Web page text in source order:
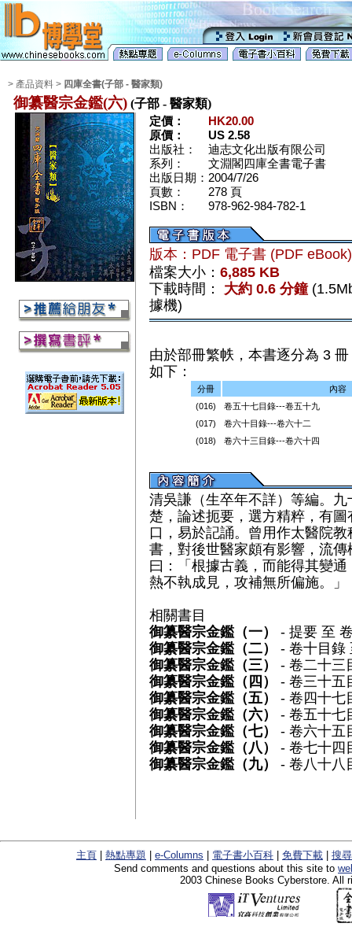
> 產品資料 > 四庫全書(子部 - 醫家類)
御纂醫宗金鑑(六) (子部 - 醫家類)
定價：
HK20.00
原價：
US 2.58
出版社：
迪志文化出版有限公司
系列：
文淵閣四庫全書電子書
出版日期： 2004/7/26
頁數：
278 頁
ISBN：
978-962-984-782-1
版本：PDF 電子書 (PDF
檔案大小： 6,885 KB
下載時間：
大約 0.6 分鐘
據機)
由於部冊繁帙，本書逐分為 3
如下：
分冊
內容
(016)
卷五十七目錄---卷五十九
(017)
卷六十目錄---卷六十二
(018)
卷六十三目錄---卷六十四
清吳謙（生卒年不詳）等編。
楚，論述扼要，選方精粹，有
口，易於記誦。曾用作太醫院
書，對後世醫家頗有影響，流
曰：「根據古義，而能得其變
熱不執成見，攻補無所偏施。」
相關書目
御纂醫宗金鑑（一）
- 提要 至
御纂醫宗金鑑（二）
- 卷十目錄
御纂醫宗金鑑（三）
- 卷二十三
御纂醫宗金鑑（四）
- 卷三十五
御纂醫宗金鑑（五）
- 卷四十七
御纂醫宗金鑑（六）
- 卷五十七
御纂醫宗金鑑（七）
- 卷六十五
御纂醫宗金鑑（八）
- 卷七十四
御纂醫宗金鑑（九）
- 卷八十八
主頁 熱點專題 e-Columns 電子書小百科 免費下載
搜
Send comments and questions about this site to
2003 Chinese Books Cyberstore. All